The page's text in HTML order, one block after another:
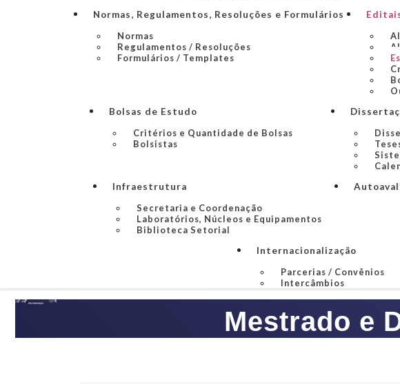
Normas, Regulamentos, Resoluções e Formulários
Normas
Regulamentos / Resoluções
Formulários / Templates
Bolsas de Estudo
Critérios e Quantidade de Bolsas
Bolsistas
Infraestrutura
Secretaria e Coordenação
Laboratórios, Núcleos e Equipamentos
Biblioteca Setorial
Internacionalização
Parcerias / Convênios
Intercâmbios
Mestrado e